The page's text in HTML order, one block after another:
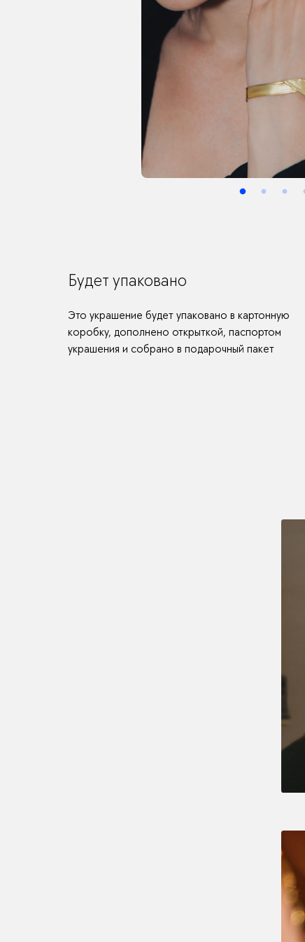
Будет упаковано
Это украшение будет упаковано в картонную
коробку, дополнено открыткой, паспортом
украшения и собрано в подарочный пакет